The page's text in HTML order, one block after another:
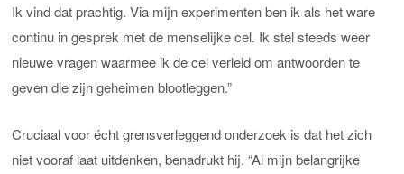
Ik vind dat prachtig. Via mijn experimenten ben ik als het ware
continu in gesprek met de menselijke cel. Ik stel steeds weer
nieuwe vragen waarmee ik de cel verleid om antwoorden te
geven die zijn geheimen blootleggen.”
Cruciaal voor écht grensverleggend onderzoek is dat het zich
niet vooraf laat uitdenken, benadrukt hij. “Al mijn belangrijke